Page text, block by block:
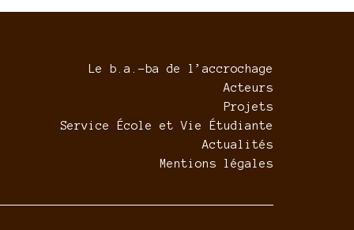
Le b.a.-ba de l’accrochage
Acteurs
Projets
Service École et Vie Étudiante
Actualités
Mentions légales